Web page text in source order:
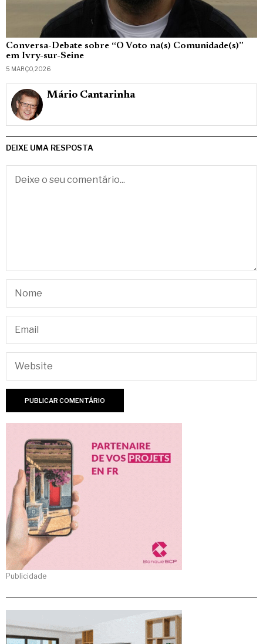
Conversa-Debate sobre “O Voto na(s) Comunidade(s)”
em Ivry-sur-Seine
5 MARÇO, 2026
Mário Cantarinha
DEIXE UMA RESPOSTA
Publicidade